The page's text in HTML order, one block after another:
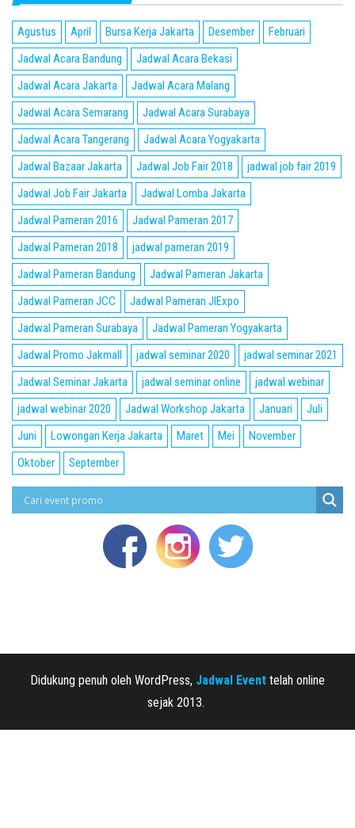
Agustus April Bursa Kerja Jakarta Desember
Februari
Jadwal Acara Bandung
Jadwal Acara Bekasi
Jadwal Acara Jakarta
Jadwal Acara Malang
Jadwal Acara Semarang
Jadwal Acara Surabaya
Jadwal Acara Tangerang
Jadwal Acara Yogyakarta
Jadwal Bazaar Jakarta
Jadwal Job Fair 2018
jadwal job fair 2019
Jadwal Job Fair Jakarta
Jadwal Lomba Jakarta
Jadwal Pameran 2016
Jadwal Pameran 2017
Jadwal Pameran 2018
jadwal pameran 2019
Jadwal Pameran Bandung
Jadwal Pameran Jakarta
Jadwal Pameran JCC
Jadwal Pameran JIExpo
Jadwal Pameran Surabaya
Jadwal Pameran Yogyakarta
Jadwal Promo Jakmall
jadwal seminar 2020
jadwal seminar 2021
Jadwal Seminar Jakarta
jadwal seminar online
jadwal webinar
jadwal webinar 2020
Jadwal Workshop Jakarta Januari
Juli
Juni
Lowongan Kerja Jakarta Maret Mei
November
Oktober
September
Didukung penuh oleh WordPress, Jadwal Event telah online
sejak 2013.